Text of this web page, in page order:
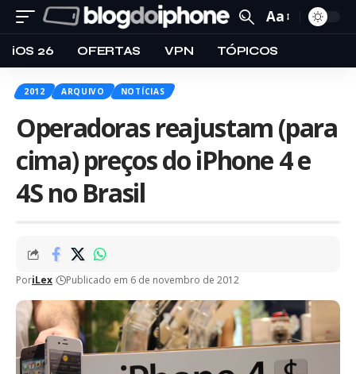
Aa
iOS 26 OFERTAS VPN TÓPICOS
2012 ARQUIVO NOTÍCIAS
Operadoras reajustam (para
cima) preços do iPhone 4 e
4S no Brasil
PoriLex Publicado em 6 de novembro de 2012